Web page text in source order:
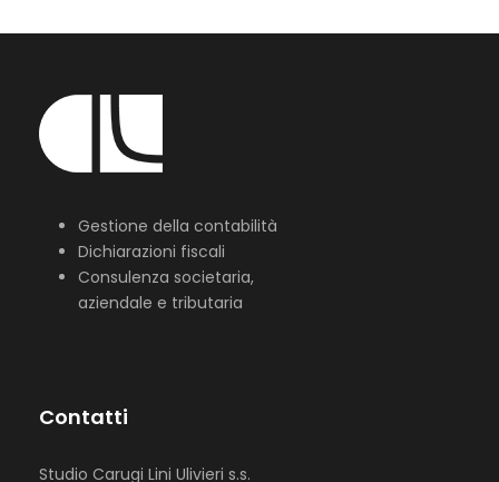
Gestione della contabilità
Dichiarazioni fiscali
Consulenza societaria,
aziendale e tributaria
Contatti
Studio Carugi Lini Ulivieri s.s.